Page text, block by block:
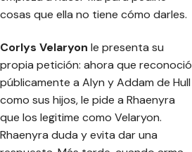
cosas que ella no tiene cómo darles.
Corlys Velaryon le presenta su
propia petición: ahora que reconoció
públicamente a Alyn y Addam de Hull
como sus hijos, le pide a Rhaenyra
que los legitime como Velaryon.
Rhaenyra duda y evita dar una